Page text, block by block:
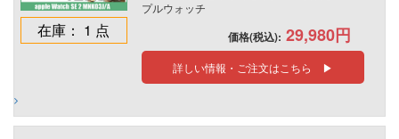
在庫： 1 点
プルウォッチ
価格(税込): 29,980円
詳しい情報・ご注文はこちら ▶